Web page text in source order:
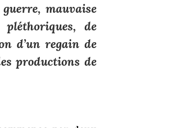
mauvaise
de
d’un regain de
productions de